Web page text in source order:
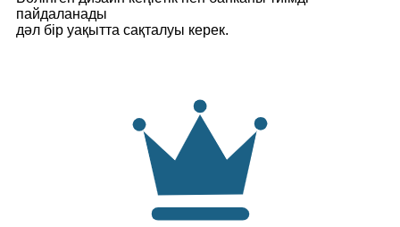
пайдаланады
дәл бір уақытта сақталуы керек.